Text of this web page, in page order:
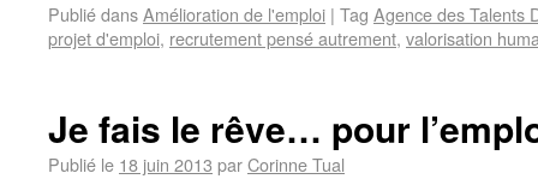
Publié dansAmélioration de l'emploi | Tag Agence des Talents
projet d'emploi, recrutement pensé autrement, valorisation
Je fais le rêve… pour
Publié le 18 juin 2013 parCorinne Tual